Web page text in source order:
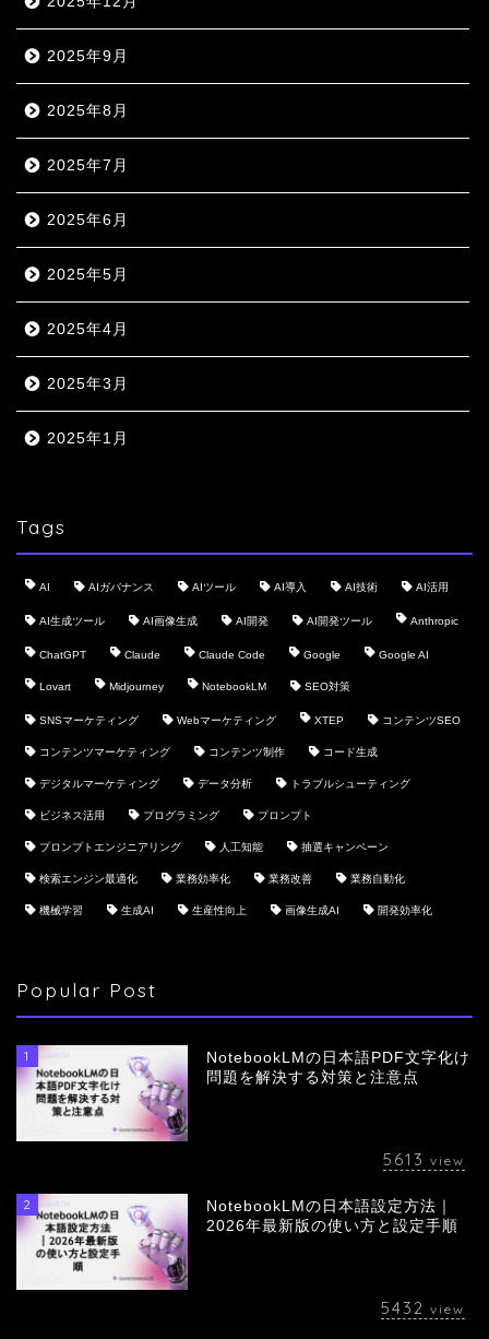
2025年9月
2025年8月
2025年7月
2025年6月
2025年5月
2025年4月
2025年3月
2025年1月
Tags
AI AIガバナンス AIツール AI導入 AI技術 AI活用
AI生成ツール AI画像生成 AI開発 AI開発ツール Anthropic
ChatGPT Claude Claude Code Google Google AI
Lovart Midjourney NotebookLM SEO対策
SNSマーケティング Webマーケティング XTEP コンテンツSEO
コンテンツマーケティング コンテンツ制作 コード生成
デジタルマーケティング データ分析 トラブルシューティング
ビジネス活用 プログラミング プロンプト
プロンプトエンジニアリング 人工知能 抽選キャンペーン
検索エンジン最適化 業務効率化 業務改善 業務自動化
機械学習 生成AI 生産性向上 画像生成AI 開発効率化
Popular Post
1
NotebookLMの日本語PDF文字化け
問題を解決する対策と注意点
5613 view
2
NotebookLMの日本語設定方法｜
2026年最新版の使い方と設定手順
5432 view
会社概要